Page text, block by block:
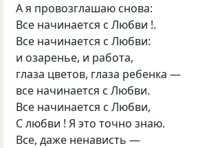
А я провозглашаю снова:
Все начинается с Любви !.
Все начинается с Любви:
и озаренье, и работа,
глаза цветов, глаза ребенка —
все начинается с Любви.
Все начинается с Любви,
С любви ! Я это точно знаю.
Все, даже ненависть —